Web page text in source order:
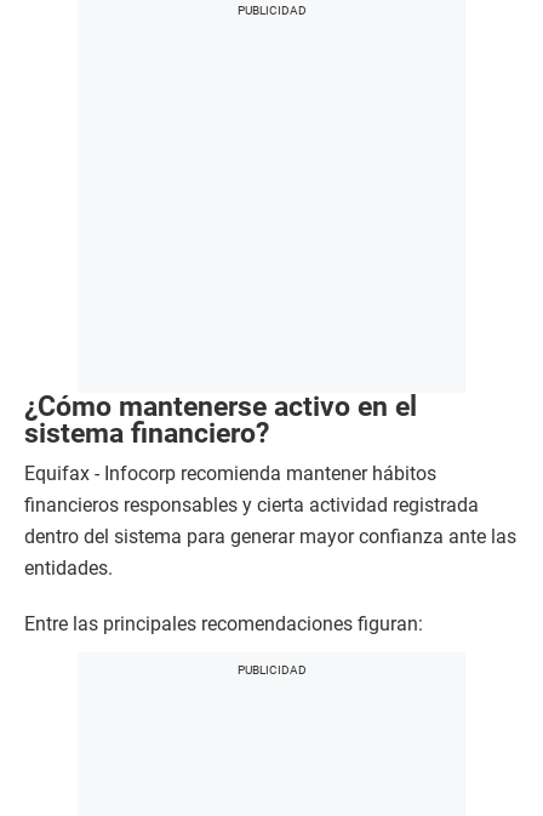
¿Cómo mantenerse activo en el
sistema financiero?
Equifax - Infocorp recomienda mantener hábitos
financieros responsables y cierta actividad registrada
dentro del sistema para generar mayor confianza ante las
entidades.
Entre las principales recomendaciones figuran: